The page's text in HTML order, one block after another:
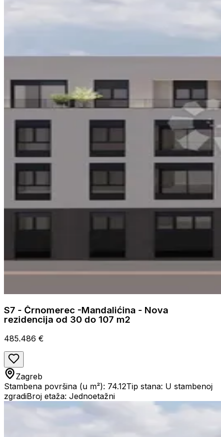
S7 - Črnomerec -Mandalićina - Nova
rezidencija od 30 do 107 m2
485.486 €
Zagreb
Stambena površina (u m²): 74.12Tip stana: U stambenoj
zgradiBroj etaža: Jednoetažni